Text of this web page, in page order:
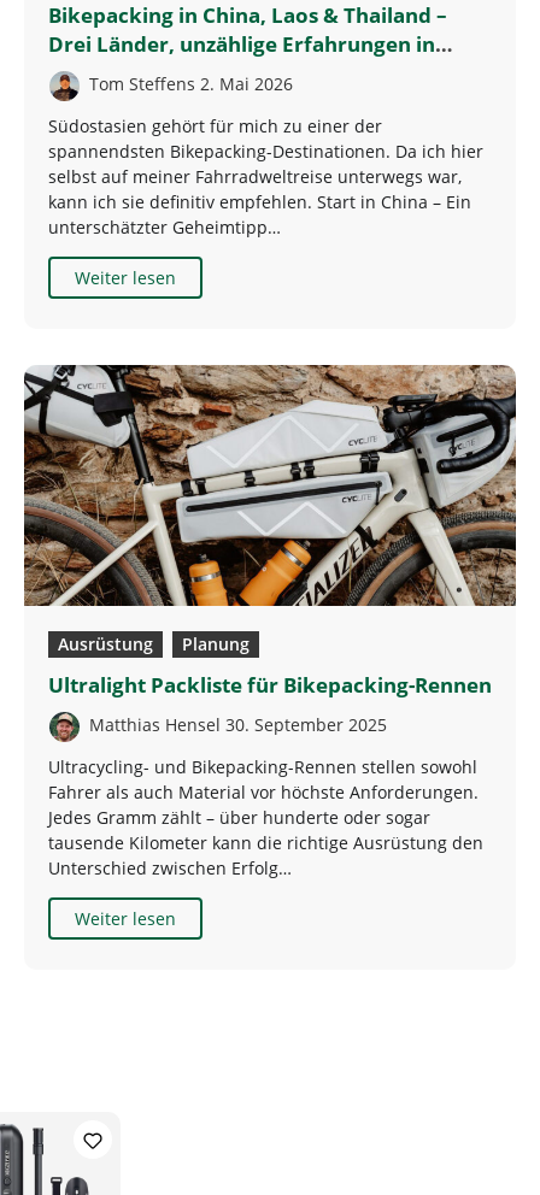
Bikepacking in China, Laos & Thailand –
Drei Länder, unzählige Erfahrungen in
Südostasien
Tom Steffens 2. Mai 2026
Südostasien gehört für mich zu einer der
spannendsten Bikepacking-Destinationen. Da ich hier
selbst auf meiner Fahrradweltreise unterwegs war,
kann ich sie definitiv empfehlen. Start in China – Ein
unterschätzter Geheimtipp…
Weiter lesen
Ausrüstung Planung
Ultralight Packliste für Bikepacking-Rennen
Matthias Hensel 30. September 2025
Ultracycling- und Bikepacking-Rennen stellen sowohl
Fahrer als auch Material vor höchste Anforderungen.
Jedes Gramm zählt – über hunderte oder sogar
tausende Kilometer kann die richtige Ausrüstung den
Unterschied zwischen Erfolg…
Weiter lesen